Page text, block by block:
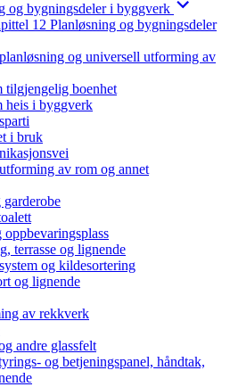
og bygningsdeler i byggverk
12 Planløsning og bygningsdeler
og universell utforming av
tilgjengelig boenhet
heis i byggverk
i bruk
av rom og annet
terrasse og lignende
og kildesortering
og lignende
av rekkverk
andre glassfelt
og betjeningspanel, håndtak,